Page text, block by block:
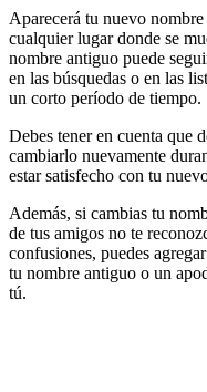
Aparecerá tu nuevo
cualquier lugar donde se
nombre antiguo puede
en las búsquedas o en las
un corto período de tiempo.
Debes tener en cuenta que
cambiarlo nuevamente
estar satisfecho con tu
Además, si cambias tu
de tus amigos no te
confusiones, puedes
tu nombre antiguo o un
tú.